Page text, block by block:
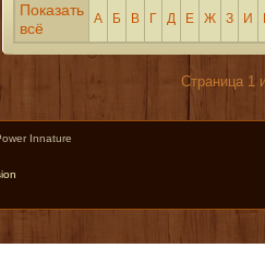
Показать
всё
А Б В Г Д Е Ж З И
Страница 1
Innature